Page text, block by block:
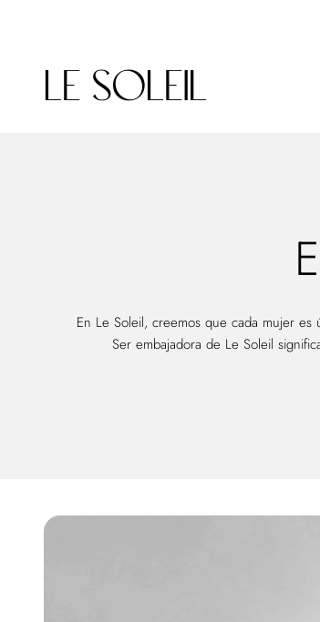
Le Soleil - Ropa de Playa
En Le Soleil, creemos que cada mujer
Ser embajadora de Le Soleil